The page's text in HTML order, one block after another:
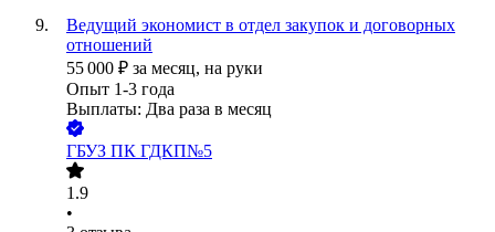
Ведущий экономист в отдел закупок и договорных
отношений
55 000 ₽ за месяц, на руки
Опыт 1-3 года
Выплаты: Два раза в месяц
ГБУЗ ПК ГДКП№5
1.9
•